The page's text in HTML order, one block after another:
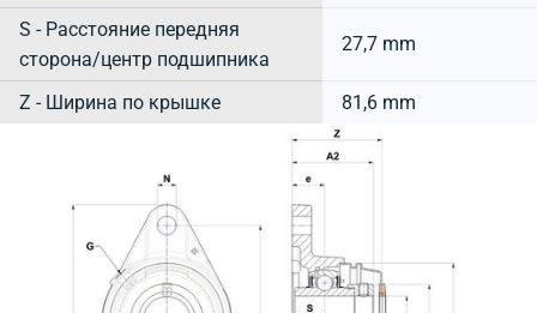
S - Расстояние передняя
сторона/центр подшипника
27,7 mm
Z - Ширина по крышке 81,6 mm